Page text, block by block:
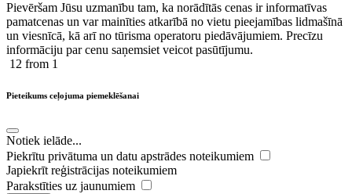
Pievēršam Jūsu uzmanību tam, ka norādītās cenas ir ​informatīvas ​
pamatcenas un var mainīties atkarībā ​no ​vietu pieejamības lidmašīnā
un viesnīcā, kā arī no tūrisma operatoru piedāvājumiem. Precīzu
informāciju par cenu saņemsiet veicot pasūtījumu.
12 from 1
Pieteikums ceļojuma piemeklēšanai
Notiek ielāde...
Piekrītu privātuma un datu apstrādes noteikumiem
Japiekrīt reģistrācijas noteikumiem
Parakstīties uz jaunumiem